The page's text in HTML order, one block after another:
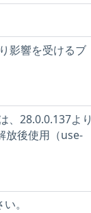
影響を受けるブ
、28.0.0.137より
放後使用（use-
。